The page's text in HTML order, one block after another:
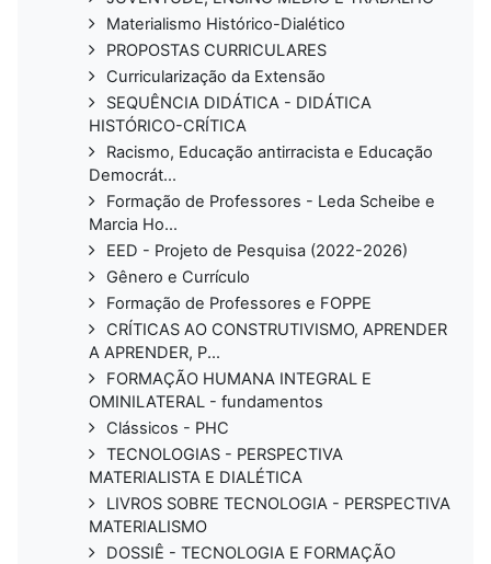
Materialismo Histórico-Dialético
PROPOSTAS CURRICULARES
Curricularização da Extensão
SEQUÊNCIA DIDÁTICA - DIDÁTICA
HISTÓRICO-CRÍTICA
Racismo, Educação antirracista e Educação
Democrát...
Formação de Professores - Leda Scheibe e
Marcia Ho...
EED - Projeto de Pesquisa (2022-2026)
Gênero e Currículo
Formação de Professores e FOPPE
CRÍTICAS AO CONSTRUTIVISMO, APRENDER
A APRENDER, P...
FORMAÇÃO HUMANA INTEGRAL E
OMINILATERAL - fundamentos
Clássicos - PHC
TECNOLOGIAS - PERSPECTIVA
MATERIALISTA E DIALÉTICA
LIVROS SOBRE TECNOLOGIA - PERSPECTIVA
MATERIALISMO
DOSSIÊ - TECNOLOGIA E FORMAÇÃO